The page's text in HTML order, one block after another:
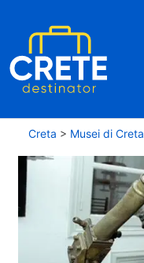
Creta > Musei di Creta